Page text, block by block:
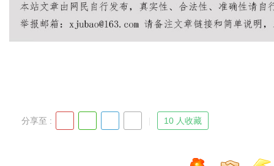
分享至 : 10 人收藏